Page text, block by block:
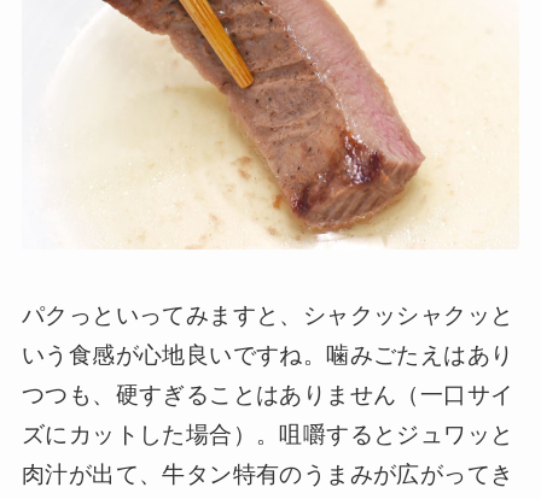
パクっといってみますと、シャクッシャクッと
いう食感が心地良いですね。噛みごたえはあり
つつも、硬すぎることはありません（一口サイ
ズにカットした場合）。咀嚼するとジュワッと
肉汁が出て、牛タン特有のうまみが広がってき